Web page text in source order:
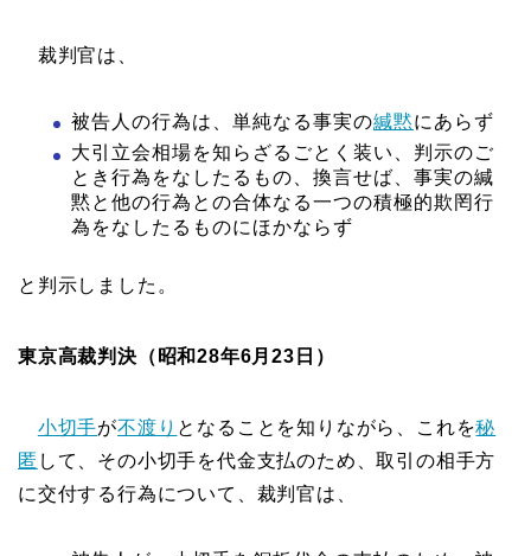
裁判官は、
被告人の行為は、単純なる事実の緘黙にあらず
大引立会相場を知らざるごとく装い、判示のご
とき行為をなしたるもの、換言せば、事実の緘
黙と他の行為との合体なる一つの積極的欺罔行
為をなしたるものにほかならず
と判示しました。
東京高裁判決（昭和28年6月23日）
小切手が不渡り となることを知りながら、これを秘
匿 して、その小切手を代金支払のため、取引の相手方
に交付する行為について、裁判官は、